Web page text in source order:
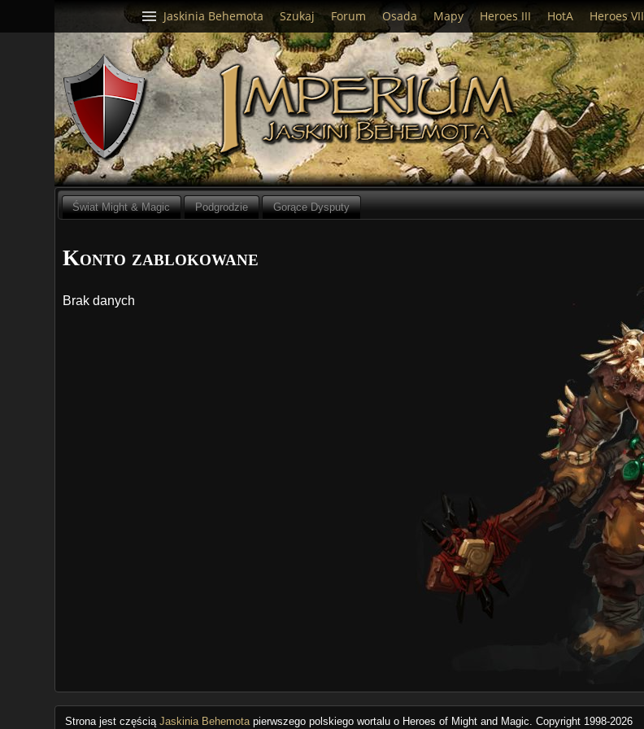
Świat Might & Magic Podgrodzie Gorące Dysputy
Konto zablokowane
Brak danych
Strona jest częściąJaskinia Behemota pierwszego polskiego wortalu o Heroes of Might and Magic. Copyright 1998-2026
Jaskinia Behemota Szukaj Forum Osada Mapy Heroes III HotA Heroes VII